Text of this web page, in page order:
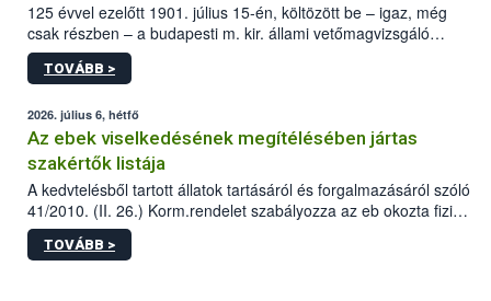
125 évvel ezelőtt 1901. július 15-én, költözött be – igaz, még
csak részben – a budapesti m. kir. állami vetőmagvizsgáló
állomás a Kis Rókus utca 15. szám alatti, Czigler Győző által
tervezett új épületébe.
TOVÁBB >
2026. július 6, hétfő
Az ebek viselkedésének megítélésében jártas
szakértők listája
A kedvtelésből tartott állatok tartásáról és forgalmazásáról szóló
41/2010. (II. 26.) Korm.rendelet szabályozza az eb okozta fizikai
sérülés, illetve ennek veszélye keletkezésekor felmerülő
hatósági feladatokat, valamint a veszélyes eb tartását és annak
TOVÁBB >